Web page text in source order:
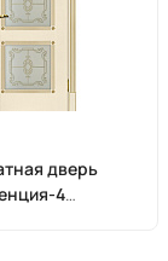
дверь
4